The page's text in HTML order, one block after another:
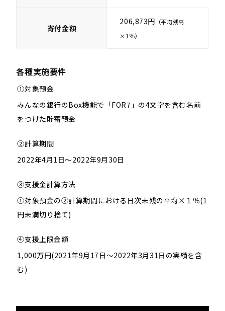
寄付金額
206,873円 （平均残高
×1％）
各種実施要件
①対象預金
みんなの銀行のBox機能で「FOR7」の4文字を含む名前
をつけた貯蓄預金
②計算期間
2022年4月1日～2022年9月30日
③支援金計算方法
①対象預金の②計算期間における日次末残の平均×１％(1
円未満切り捨て)
④支援上限金額
1,000万円(2021年9月17日～2022年3月31日の実績を含
む)